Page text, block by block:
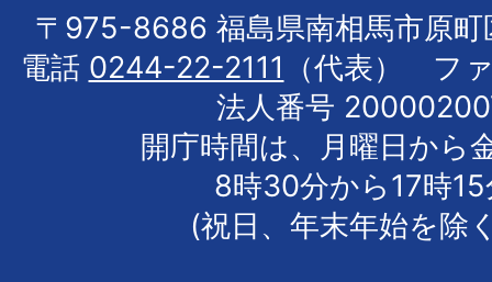
〒975-8686 福島県南相馬市原町
電話 0244-22-2111
（代表） フ
法人番号
開庁時間は、月曜日から
8時30分から17時
(祝日、年末年始を除